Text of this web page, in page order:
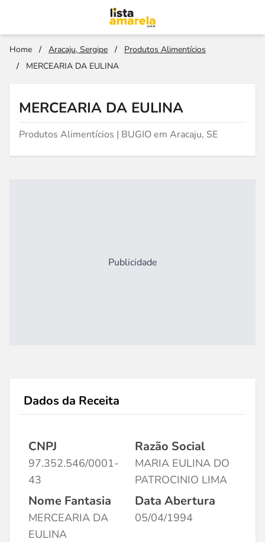
Home / Aracaju, Sergipe /
Produtos Alimentícios
/
MERCEARIA DA EULINA
MERCEARIA DA EULINA
Produtos Alimentícios | BUGIO em Aracaju, SE
Publicidade
Dados da Receita
CNPJ
97.352.546/0001-
43
Razão Social
MARIA EULINA DO
PATROCINIO LIMA
Nome Fantasia
MERCEARIA DA
EULINA
Data Abertura
05/04/1994